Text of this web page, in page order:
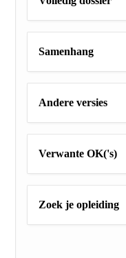
Samenhang
Andere versies
Verwante OK('s)
Zoek je opleiding